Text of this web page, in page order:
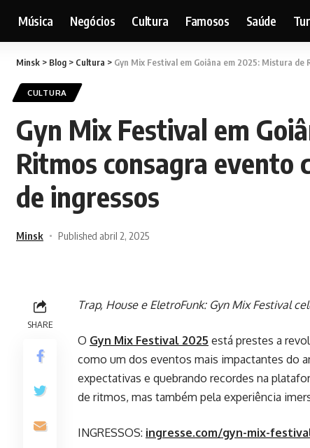
Música Negócios Cultura Famosos Saúde
Minsk > Blog > Cultura > Gyn Mix Festival em Goiâna em 2025: Mistura
CULTURA
Gyn Mix Festival em
Ritmos consagra evento
de ingressos
Minsk Published abril 2, 2025
SHARE
Trap, House e EletroFunk: Gyn Mix Festival
O Gyn Mix Festival 2025 está prestes a
como um dos eventos mais impactantes do
expectativas e quebrando recordes na
de ritmos, mas também pela experiência
INGRESSOS: ingresse.com/gyn-mix-